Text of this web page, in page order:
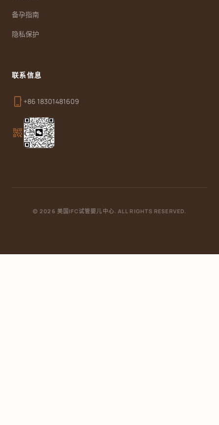
备孕指南
隐私保护
联系信息
phone_iphone +86 18301481609
qr_code_2
© 2026 美国IFC试管婴儿中心. ALL RIGHTS RESERVED.